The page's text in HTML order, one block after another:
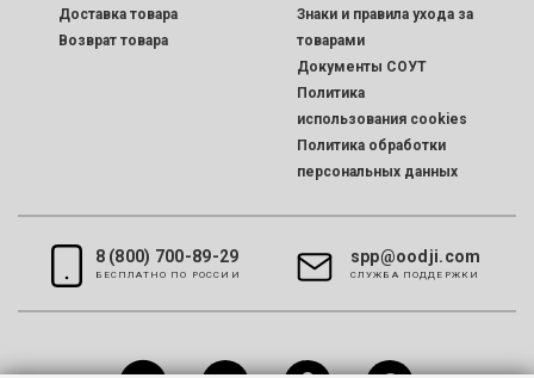
Доставка товара
Возврат товара
Знаки и правила ухода за
товарами
Документы СОУТ
Политика
использования cookies
Политика обработки
персональных данных
8 (800) 700-89-29
БЕСПЛАТНО ПО РОССИИ
spp@oodji.com
CЛУЖБА ПОДДЕРЖКИ